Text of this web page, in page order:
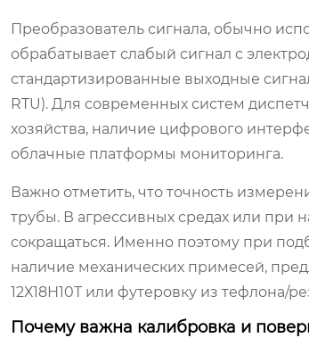
Преобразователь сигнала, обычно
обрабатывает слабый сигнал с
стандартизированные выходные
RTU). Для современных систем
хозяйства, наличие цифрового
облачные платформы мониторинга.
Важно отметить, что точность
трубы. В агрессивных средах или при
сокращаться. Именно поэтому при
наличие механических примесей,
12Х18Н10Т или футеровку из тефлона/
Почему важна калибровка и